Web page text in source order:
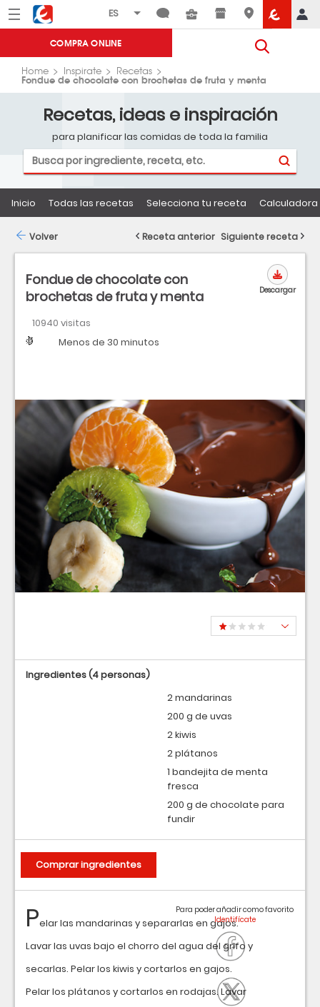
Menú Eroski
COMPRA ONLINE
Home Inspirate Recetas
Fondue de chocolate con brochetas de fruta y menta
Recetas, ideas e inspiración
para planificar las comidas de toda la familia
Inicio Todas las recetas Selecciona tu receta
Fondue de chocolate con
brochetas de fruta y menta
10940 visitas
Dificultad
Tiempo Menos de 30 minutos
Descargar
Pelar las mandarinas y separarlas en gajos.
Lavar las uvas bajo el chorro del agua del grifo y
secarlas. Pelar los kiwis y cortarlos en gajos.
Pelar los plátanos y cortarlos en rodajas. Lavar
Para poder añadir como favorito
Ingredientes(4 personas)
2 mandarinas
200 g de uvas
2 kiwis
2 plátanos
1 bandejita de menta
fresca
200 g de chocolate para
fundir
Comprar ingredientes
Volver Receta anterior Siguiente receta